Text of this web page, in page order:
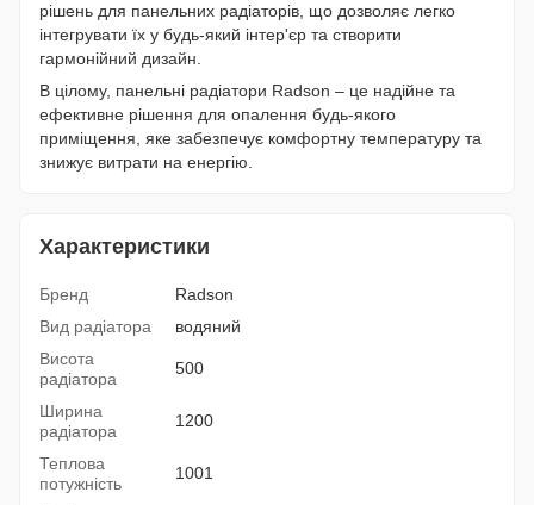
рішень для панельних радіаторів, що дозволяє легко
інтегрувати їх у будь-який інтер'єр та створити
гармонійний дизайн.
В цілому, панельні радіатори Radson – це надійне та
ефективне рішення для опалення будь-якого
приміщення, яке забезпечує комфортну температуру та
знижує витрати на енергію.
Характеристики
Бренд
Radson
Вид радіатора
водяний
Висота
радіатора
500
Ширина
радіатора
1200
Теплова
потужність
1001